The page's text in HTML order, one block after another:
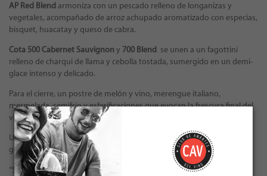
AP Red Blend armoniza con un pescado relleno de longanizas y
vegetales, acompañado de arroz achupado aromatizado con especias,
bisquet, huacatay y queso de cabra.
Cota 500 Cabernet Sauvignon y 700 Blend se unen a un fagottini
relleno de charqui de llama y cebolla tostada, sumergido en un demi-
glace intenso y delicado.
Para el cierre, un postre de melón y vino, merengue italiano,
mermelada, semifrío y esferificaciones que evocan la frescura final del
viaje.
Una noche pensada para los verdaderos amantes del vino y la alta
gastronomía.
“Sabores de Cordillera a Mar” es una experiencia exclusiva, de cupos